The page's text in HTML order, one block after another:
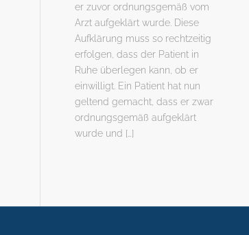
er zuvor ordnungsgemäß vom
Arzt aufgeklärt wurde. Diese
Aufklärung muss so rechtzeitig
erfolgen, dass der Patient in
Ruhe überlegen kann, ob er
einwilligt. Ein Patient hat nun
geltend gemacht, dass er zwar
ordnungsgemäß aufgeklärt
wurde und […]